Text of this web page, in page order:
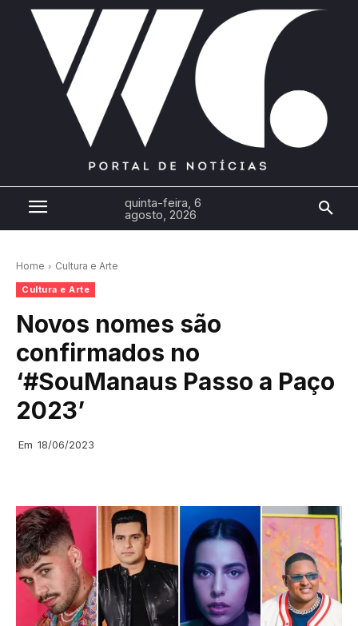
quinta-feira, 6
agosto, 2026
Home Cultura e Arte
Cultura e Arte
Novos nomes são
confirmados no
‘#SouManaus Passo a Paço
2023’
Em 18/06/2023